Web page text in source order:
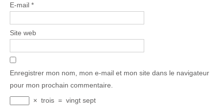
E-mail *
Site web
Enregistrer mon nom, mon e-mail et mon site dans le navigateur
pour mon prochain commentaire.
× trois = vingt sept